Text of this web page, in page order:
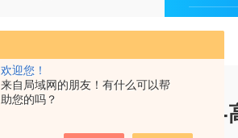
欢迎您！
来自局域网的朋友！有什么可以帮
助您的吗？
配电房局放监测终端-